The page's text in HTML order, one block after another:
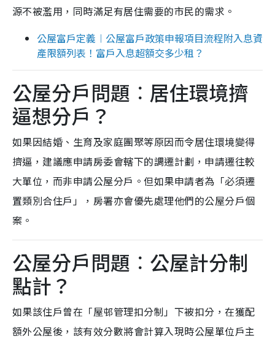
源不被濫用，同時滿足有居住需要的市民的需求。
公屋富戶定義︱公屋富戶政策申報項目流程附入息資
產限額列表！富戶入息超額交多少租？
公屋分戶問題︰居住環境擠
逼想分戶？
如果因結婚、生育及家庭團聚等原因而令居住環境變得
擠逼，建議應申請房委會轄下的調遷計劃，申請遷往較
大單位，而非申請公屋分戶。但如果申請者為「必須遷
置類別合住戶」，房署亦會優先處理他們的公屋分戶個
案。
公屋分戶問題︰公屋計分制
點計？
如果該住戶曾在「屋邨管理扣分制」下被扣分，在獲配
額外公屋後，該有效分數將會計算入現時公屋單位戶主